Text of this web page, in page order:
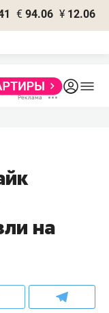
€ 94.06 ¥ 12.06
на